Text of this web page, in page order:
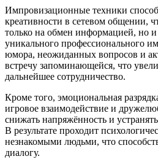
Импровизационные техники
креативности в сетевом общении,
только на обмен информацией, но
уникального профессионального
юмора, неожиданных вопросов и
встречу запоминающейся, что
дальнейшее сотрудничество.
Кроме того, эмоциональная
игровое взаимодействие и
снижать напряжённость и
В результате проходит
незнакомыми людьми, что
диалогу.